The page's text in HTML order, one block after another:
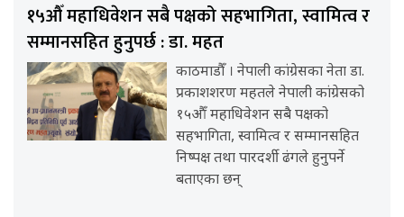
१५औँ महाधिवेशन सबै पक्षको सहभागिता, स्वामित्व र
सम्मानसहित हुनुपर्छ : डा. महत
काठमाडौँ । नेपाली कांग्रेसका नेता डा.
प्रकाशशरण महतले नेपाली कांग्रेसको
१५औँ महाधिवेशन सबै पक्षको
सहभागिता, स्वामित्व र सम्मानसहित
निष्पक्ष तथा पारदर्शी ढंगले हुनुपर्ने
बताएका छन्